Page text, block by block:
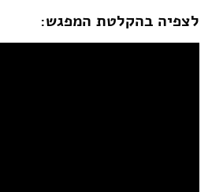
לצפיה בהקלטת המפגש: